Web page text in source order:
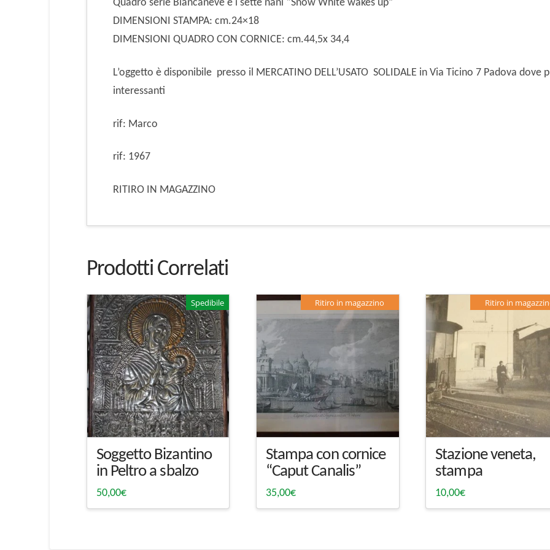
Quadro serie Biancaneve e i sette nani “Snow White wakes up”
DIMENSIONI STAMPA: cm.24×18
DIMENSIONI QUADRO CON CORNICE: cm.44,5x 34,4
L’oggetto è disponibile presso il MERCATINO DELL’USATO SOLIDALE in Via Ticino 7 Padova
interessanti
rif: Marco
rif: 1967
RITIRO IN MAGAZZINO
Prodotti Correlati
Spedibile
Soggetto Bizantino
in Peltro a sbalzo
50,00€
Ritiro in magazzino
Stampa con cornice
“Caput Canalis”
35,00€
Ritiro in
Stazione veneta,
stampa
10,00€